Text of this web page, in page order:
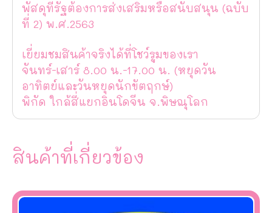
พัสดุที่รัฐต้องการส่งเสริมหรือสนับสนุน (ฉบับ
ที่ 2) พ.ศ.2563
เยี่ยมชมสินค้าจริงได้ที่โชว์รูมของเรา
จันทร์-เสาร์ 8.00 น.-17.00 น. (หยุดวัน
อาทิตย์และวันหยุดนักขัตฤกษ์)
พิกัด ใกล้สี่แยกอินโดจีน จ.พิษณุโลก
สินค้าที่เกี่ยวข้อง